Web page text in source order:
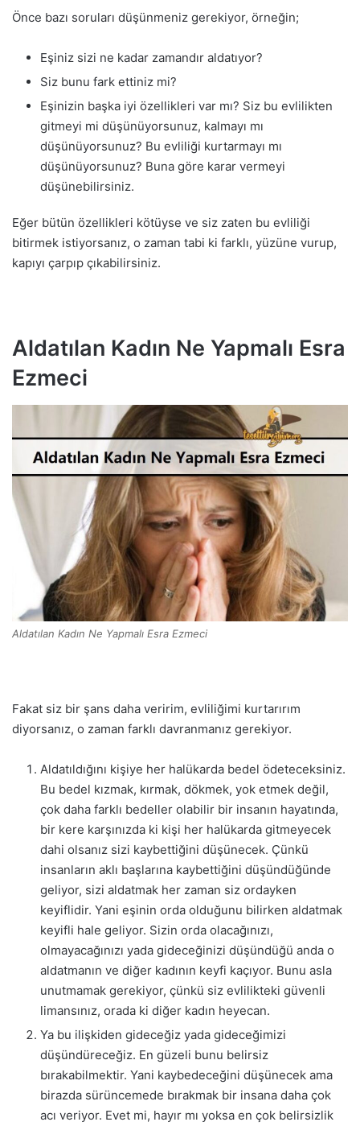
Önce bazı soruları düşünmeniz gerekiyor, örneğin;
Eşiniz sizi ne kadar zamandır aldatıyor?
Siz bunu fark ettiniz mi?
Eşinizin başka iyi özellikleri var mı? Siz bu evlilikten
gitmeyi mi düşünüyorsunuz, kalmayı mı
düşünüyorsunuz? Bu evliliği kurtarmayı mı
düşünüyorsunuz? Buna göre karar vermeyi
düşünebilirsiniz.
Eğer bütün özellikleri kötüyse ve siz zaten bu evliliği
bitirmek istiyorsanız, o zaman tabi ki farklı, yüzüne vurup,
kapıyı çarpıp çıkabilirsiniz.
Aldatılan Kadın Ne Yapmalı Esra
Ezmeci
Aldatılan Kadın Ne Yapmalı Esra Ezmeci
Fakat siz bir şans daha veririm, evliliğimi kurtarırım
diyorsanız, o zaman farklı davranmanız gerekiyor.
Aldatıldığını kişiye her halükarda bedel ödeteceksiniz.
Bu bedel kızmak, kırmak, dökmek, yok etmek değil,
çok daha farklı bedeller olabilir bir insanın hayatında,
bir kere karşınızda ki kişi her halükarda gitmeyecek
dahi olsanız sizi kaybettiğini düşünecek. Çünkü
insanların aklı başlarına kaybettiğini düşündüğünde
geliyor, sizi aldatmak her zaman siz ordayken
keyiflidir. Yani eşinin orda olduğunu bilirken aldatmak
keyifli hale geliyor. Sizin orda olacağınızı,
olmayacağınızı yada gideceğinizi düşündüğü anda o
aldatmanın ve diğer kadının keyfi kaçıyor. Bunu asla
unutmamak gerekiyor, çünkü siz evlilikteki güvenli
limansınız, orada ki diğer kadın heyecan.
Ya bu ilişkiden gideceğiz yada gideceğimizi
düşündüreceğiz. En güzeli bunu belirsiz
bırakabilmektir. Yani kaybedeceğini düşünecek ama
birazda sürüncemede bırakmak bir insana daha çok
acı veriyor. Evet mi, hayır mı yoksa en çok belirsizlik